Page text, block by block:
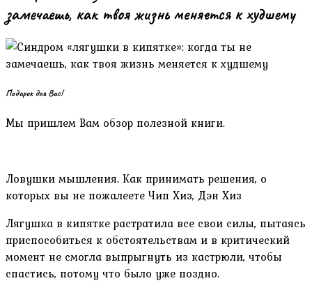
замечаешь, как твоя жизнь меняется к худшему
Подарок для Вас!
Мы пришлем Вам обзор полезной книги.
Ловушки мышления. Как принимать решения, о
которых вы не пожалеете Чип Хиз, Дэн Хиз
Лягушка в кипятке растратила все свои силы, пытаясь
приспособиться к обстоятельствам и в критический
момент не смогла выпрыгнуть из кастрюли, чтобы
спастись, потому что было уже поздно.